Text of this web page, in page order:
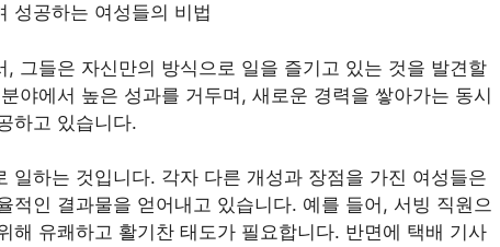
성공하는 여성들의 비법
그들은 자신만의 방식으로 일을 즐기고 있는 것을 발견할
야에서 높은 성과를 거두며, 새로운 경력을 쌓아가는 동시
하고 있습니다.
일하는 것입니다. 각자 다른 개성과 장점을 가진 여성들은
적인 결과물을 얻어내고 있습니다. 예를 들어, 서빙 직원으
해 유쾌하고 활기찬 태도가 필요합니다. 반면에 택배 기사